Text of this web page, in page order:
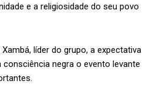
e a religiosidade do seu povo
líder do grupo, a expectativa
consciência negra o evento levante